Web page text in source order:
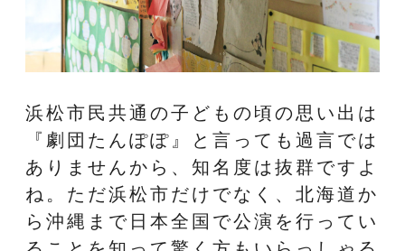
浜松市民共通の子どもの頃の思い出は
『劇団たんぽぽ』と言っても過言では
ありませんから、知名度は抜群ですよ
ね。ただ浜松市だけでなく、北海道か
ら沖縄まで日本全国で公演を行ってい